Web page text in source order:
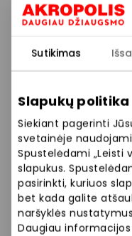
Sutikimas
Slapukų politika
Siekiant pagerinti
svetainėje
Spustelėdami „Leisti
slapukus.
pasirinkti, kuriuos
bet kada galite
naršyklės
Daugiau